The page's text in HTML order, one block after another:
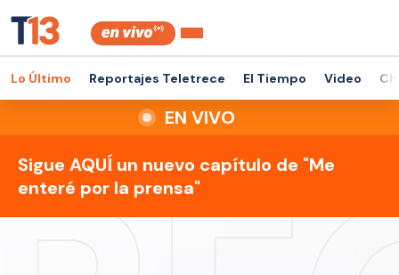
Lo Último Reportajes Teletrece El Tiempo Video
EN VIVO
Sigue AQUÍ un nuevo capítulo de "Me
enteré por la prensa"